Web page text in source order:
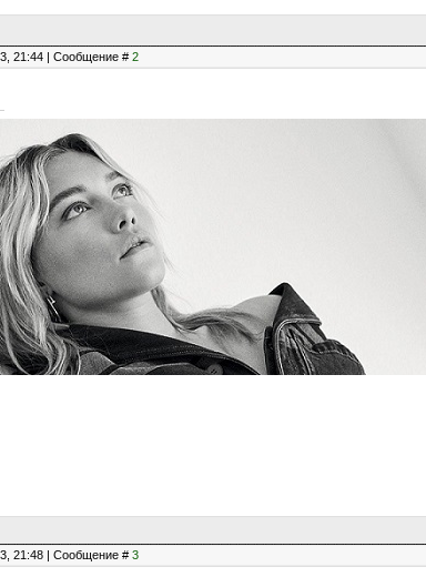
21:44 | Сообщение # 2
21:48 | Сообщение # 3